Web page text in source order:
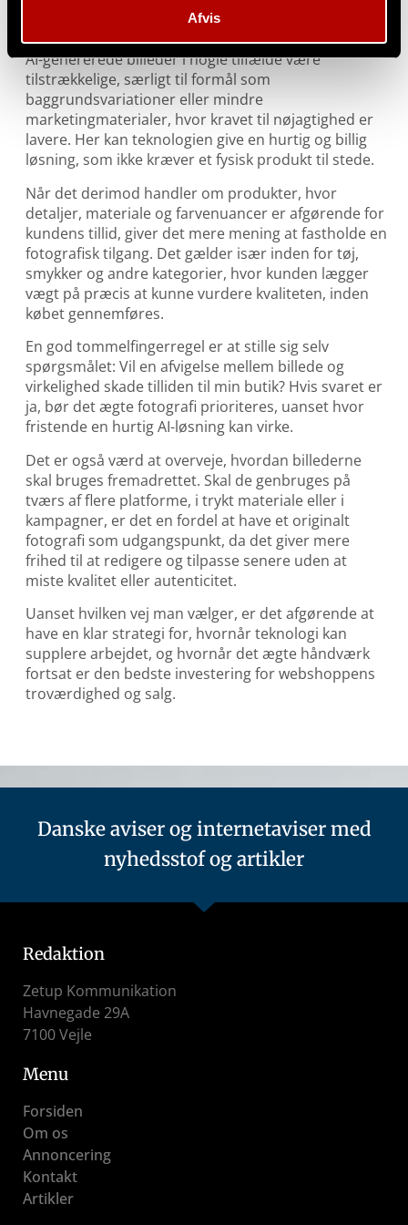
Afvis
For produkter med enkle former og få detaljer kan
AI-genererede billeder i nogle tilfælde være
tilstrækkelige, særligt til formål som
baggrundsvariationer eller mindre
marketingmaterialer, hvor kravet til nøjagtighed er
lavere. Her kan teknologien give en hurtig og billig
løsning, som ikke kræver et fysisk produkt til stede.
Når det derimod handler om produkter, hvor
detaljer, materiale og farvenuancer er afgørende for
kundens tillid, giver det mere mening at fastholde en
fotografisk tilgang. Det gælder især inden for tøj,
smykker og andre kategorier, hvor kunden lægger
vægt på præcis at kunne vurdere kvaliteten, inden
købet gennemføres.
En god tommelfingerregel er at stille sig selv
spørgsmålet: Vil en afvigelse mellem billede og
virkelighed skade tilliden til min butik? Hvis svaret er
ja, bør det ægte fotografi prioriteres, uanset hvor
fristende en hurtig AI-løsning kan virke.
Det er også værd at overveje, hvordan billederne
skal bruges fremadrettet. Skal de genbruges på
tværs af flere platforme, i trykt materiale eller i
kampagner, er det en fordel at have et originalt
fotografi som udgangspunkt, da det giver mere
frihed til at redigere og tilpasse senere uden at
miste kvalitet eller autenticitet.
Uanset hvilken vej man vælger, er det afgørende at
have en klar strategi for, hvornår teknologi kan
supplere arbejdet, og hvornår det ægte håndværk
fortsat er den bedste investering for webshoppens
troværdighed og salg.
Danske aviser og internetaviser med
nyhedsstof og artikler
Redaktion
Zetup Kommunikation
Havnegade 29A
7100 Vejle
Menu
Forsiden
Om os
Annoncering
Kontakt
Artikler